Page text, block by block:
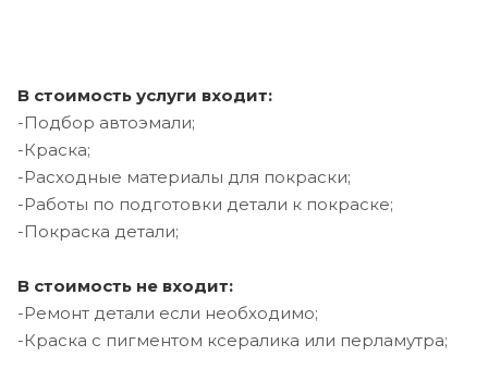
В стоимость услуги входит:
-Подбор автоэмали;
-Краска;
-Расходные материалы для покраски;
-Работы по подготовки детали к покраске;
-Покраска детали;
В стоимость не входит:
-Ремонт детали если необходимо;
-Краска с пигментом ксералика или перламутра;